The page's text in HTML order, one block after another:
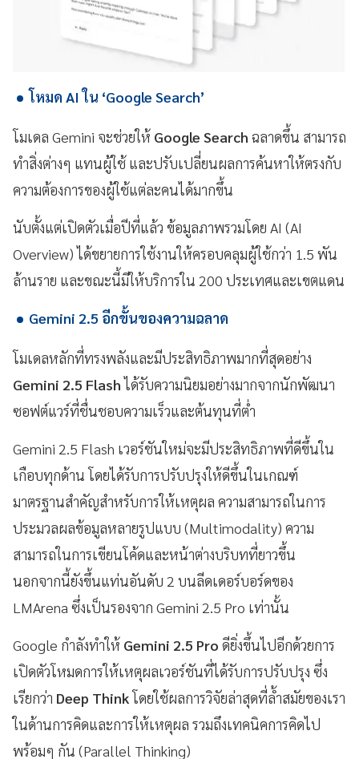
โหมด AI ใน ‘Google Search’
โมเดล Gemini จะช่วยให้ Google Search ฉลาดขึ้น สามารถ
ทำสิ่งต่างๆ แทนผู้ใช้ และปรับเปลี่ยนผลการค้นหาให้ตรงกับ
ความต้องการของผู้ใช้แต่ละคนได้มากขึ้น
นับตั้งแต่เปิดตัวเมื่อปีที่แล้ว ข้อมูลภาพรวมโดย AI (AI
Overview) ได้ขยายการใช้งานให้ครอบคลุมผู้ใช้กว่า 1.5 พัน
ล้านราย และขณะนี้มีให้บริการใน 200 ประเทศและเขตแดน
Gemini 2.5 อีกขั้นของความฉลาด
โมเดลหลักที่ทรงพลังและมีประสิทธิภาพมากที่สุดอย่าง
Gemini 2.5 Flashได้รับความนิยมอย่างมากจากนักพัฒนา
ซอฟต์แวร์ที่ชื่นชอบความเร็วและต้นทุนที่ต่ำ
Gemini 2.5 Flash เวอร์ชันใหม่จะมีประสิทธิภาพที่ดีขึ้นใน
เกือบทุกด้าน โดยได้รับการปรับปรุงให้ดีขึ้นในเกณฑ์
มาตรฐานสำคัญสำหรับการให้เหตุผล ความสามารถในการ
ประมวลผลข้อมูลหลายรูปแบบ (Multimodality) ความ
สามารถในการเขียนโค้ดและหน้าต่างบริบทที่ยาวขึ้น
นอกจากนี้ยังขึ้นแท่นอันดับ 2 บนลีดเดอร์บอร์ดของ
LMArena ซึ่งเป็นรองจาก Gemini 2.5 Pro เท่านั้น
Google กำลังทำให้ Gemini 2.5 Pro ดียิ่งขึ้นไปอีกด้วยการ
เปิดตัวโหมดการให้เหตุผลเวอร์ชันที่ได้รับการปรับปรุง ซึ่ง
เรียกว่า Deep Thinkโดยใช้ผลการวิจัยล่าสุดที่ล้ำสมัยของเรา
ในด้านการคิดและการให้เหตุผล รวมถึงเทคนิคการคิดไป
พร้อมๆ กัน (Parallel Thinking)